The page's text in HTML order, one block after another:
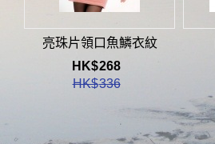
亮珠片領口魚鱗衣紋
HK$268
HK$336